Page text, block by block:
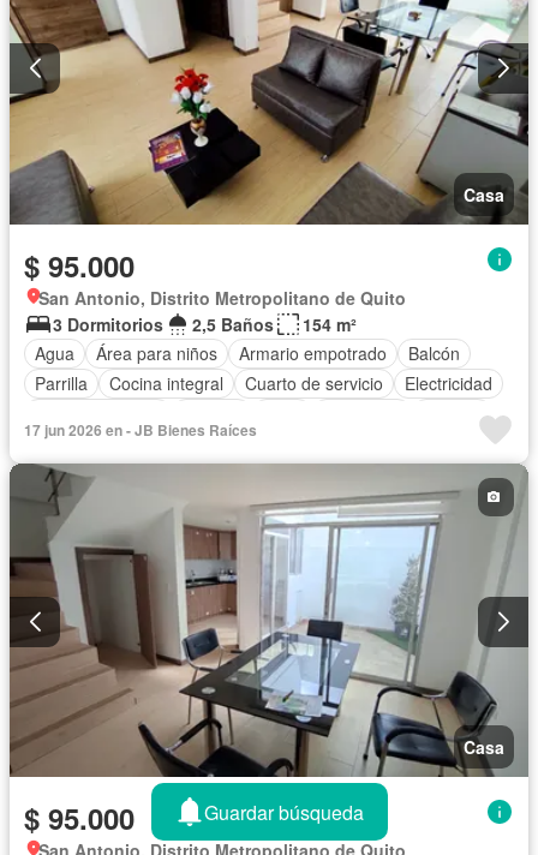
Casa
$ 95.000
San Antonio, Distrito Metropolitano de Quito
3 Dormitorios
2,5 Baños
154 m²
Agua
Área para niños Armario empotrado
Balcón
Parrilla
Cocina integral Cuarto de servicio
Electricidad
Terraza
Vista panorámica
Wifi
17 jun 2026 en - JB Bienes Raíces
Casa
$ 95.000 Guardar búsqueda